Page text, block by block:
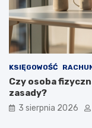
KSIĘGOWOŚĆ
Czy osoba
zasady?
3 sierpnia 2026